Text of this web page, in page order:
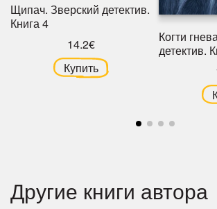
Щипач. Зверский детектив.
Книга 4
14.2€
Купить
Когти
детектив.
Другие книги автора